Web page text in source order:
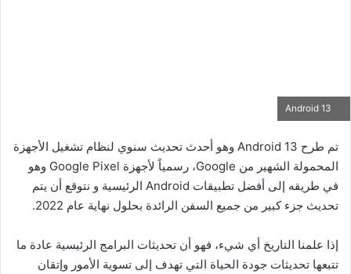
تم طرح Android 13 وهو أحدث تحديث سنوي لنظام تشغيل الأجهزة
المحمولة الشهير من Google، رسمياً لأجهزة Google Pixel وهو
في طريقه إلى أفضل تطبيقات Android الرئيسية و نتوقع أن يتم
تحديث جزء كبير من جميع السفن الرائدة بحلول نهاية عام 2022.
إذا علمنا التاريخ أي شيء، فهو أن تحديثات البرامج الرئيسية عادة ما
تتبعها تحديثات جودة الحياة التي تهدف إلى تسوية الأمور وإتقان